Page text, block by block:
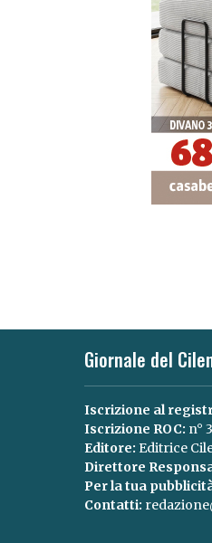
Giornale del
Iscrizione al
Iscrizione ROC: n°
Editore: Editrice
Direttore
Per la tua
Contatti: